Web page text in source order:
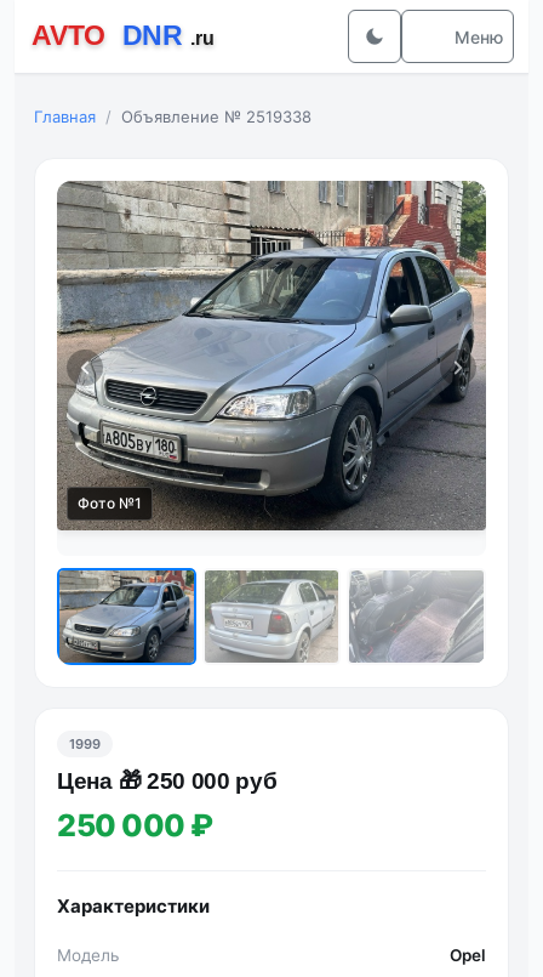
Меню
Главная Объявление № 2519338
Фото №1
1999
Цена 🎁 250 000 руб
250 000 ₽
Характеристики
Модель Opel